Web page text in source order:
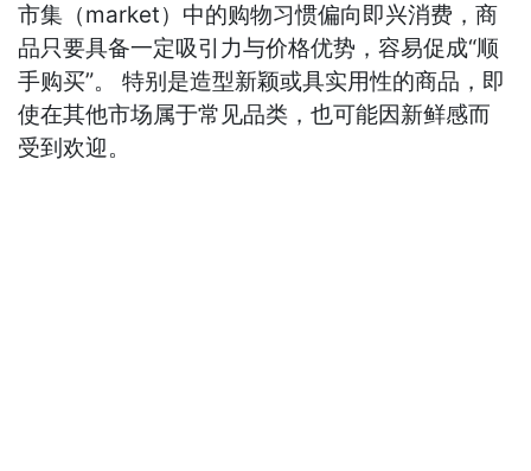
市集（market）中的购物习惯偏向即兴消费，商
品只要具备一定吸引力与价格优势，容易促成“顺
手购买”。 特别是造型新颖或具实用性的商品，即
使在其他市场属于常见品类，也可能因新鲜感而
受到欢迎。